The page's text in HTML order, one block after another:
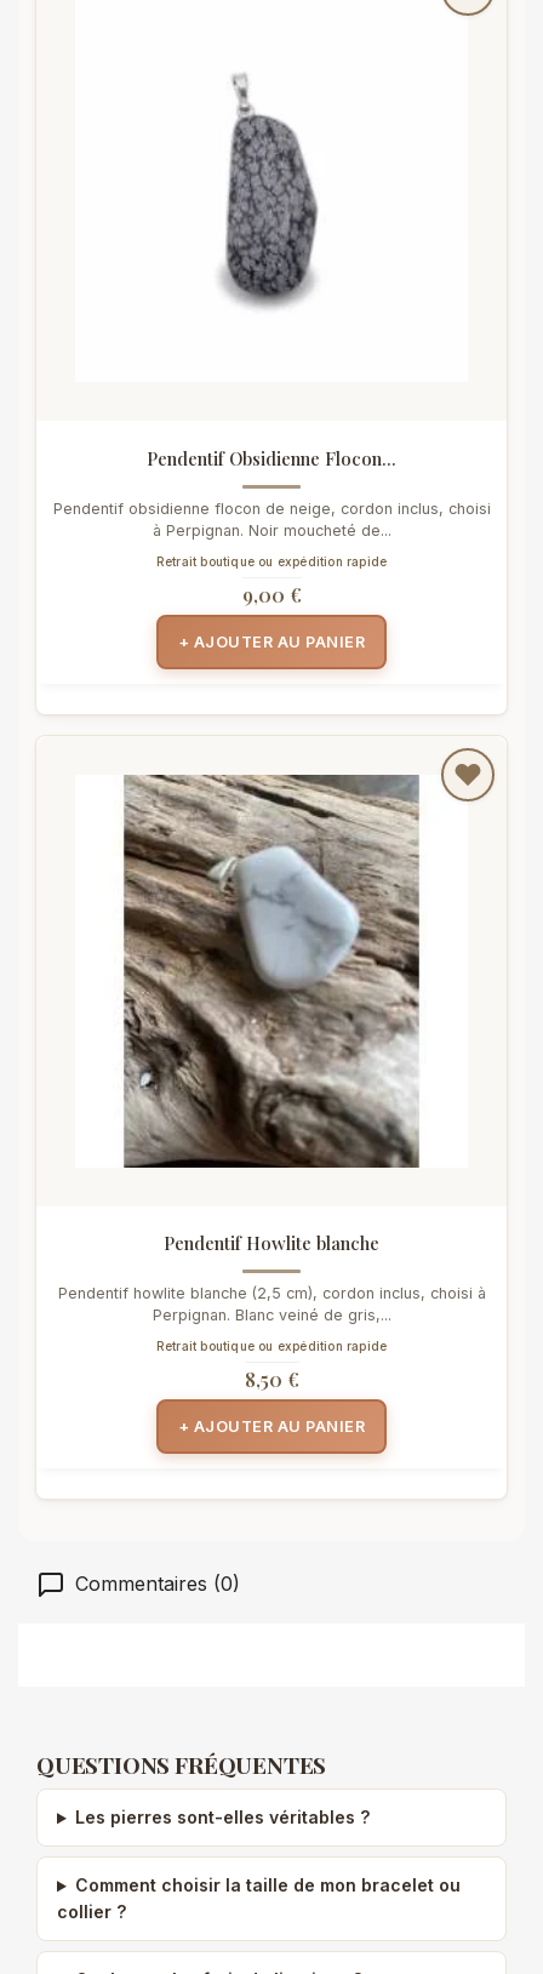
Pendentif Obsidienne Flocon...
Pendentif obsidienne flocon de neige, cordon inclus, choisi
à Perpignan. Noir moucheté de...
Retrait boutique ou expédition rapide
9,00 €
+ AJOUTER AU PANIER
Pendentif Howlite blanche
Pendentif howlite blanche (2,5 cm), cordon inclus, choisi à
Perpignan. Blanc veiné de gris,...
Retrait boutique ou expédition rapide
8,50 €
+ AJOUTER AU PANIER
Commentaires (0)
QUESTIONS FRÉQUENTES
Les pierres sont-elles véritables ?
Comment choisir la taille de mon bracelet ou
collier ?